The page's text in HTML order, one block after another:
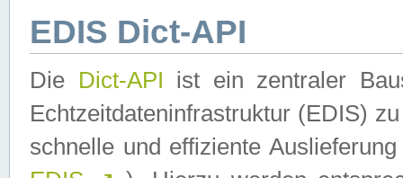
EDIS Dict-API
Die Dict-API ist ein zentraler
Echtzeitdateninfrastruktur (EDIS)
schnelle und effiziente